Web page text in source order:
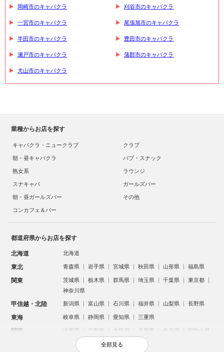
岡崎市のキャバクラ 刈谷市のキャバクラ
一宮市のキャバクラ 尾張旭市のキャバクラ
半田市のキャバクラ 豊田市のキャバクラ
瀬戸市のキャバクラ 蒲郡市のキャバクラ
犬山市のキャバクラ
業種からお店を探す
キャバクラ・ニュークラブ
クラブ
朝・昼キャバクラ
パブ・スナック
熟女系
ラウンジ
スナキャバ
ガールズバー
朝・昼ガールズバー
その他
コンカフェ＆バー
都道府県からお店を探す
北海道 北海道
東北 青森県 岩手県 宮城県 秋田県 山形県 福島県
関東 茨城県 栃木県 群馬県 埼玉県 千葉県
東京都
神奈川県
甲信越・北陸 新潟県 富山県 石川県 福井県 山梨県 長野県
東海 岐阜県 静岡県 愛知県 三重県
関西 滋賀県 京都府 大阪府 兵庫県 奈良県 和歌山県
鳥取県 島根県 岡山県 広島県
全部見る